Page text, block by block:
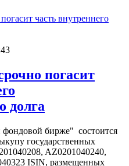
погасит
долга
фондовой бирже" состоится
государственных
AZ0201040240,
ISIN, размещенных